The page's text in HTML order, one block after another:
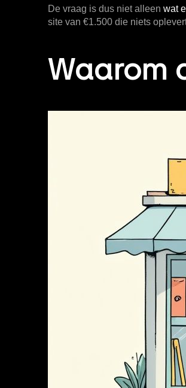
De vraag is dus niet alleen wat
site van €1.500 die niets
Waarom